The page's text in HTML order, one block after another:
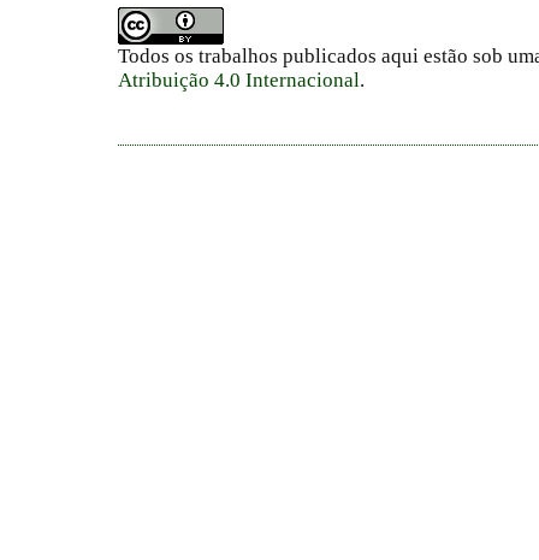
Todos os trabalhos publicados aqui estão sob
Atribuição 4.0 Internacional.